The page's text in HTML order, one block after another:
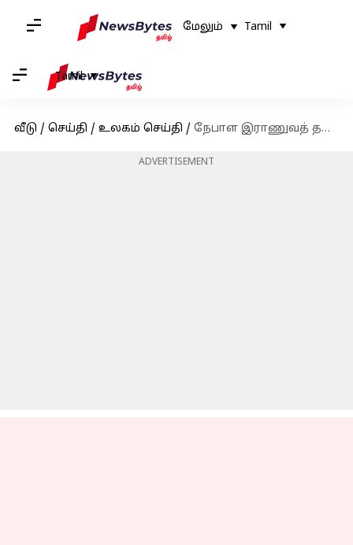
மேலும் Tamil
Tamil
வீடு / செய்தி / உலகம் செய்தி / நேபாள இராணுவத் தலைவர் பதவி விலகுமாறு கேட்டுக் கொண்டதையடுத்து பிரதமர் ஒலி ராஜினாமா
ADVERTISEMENT